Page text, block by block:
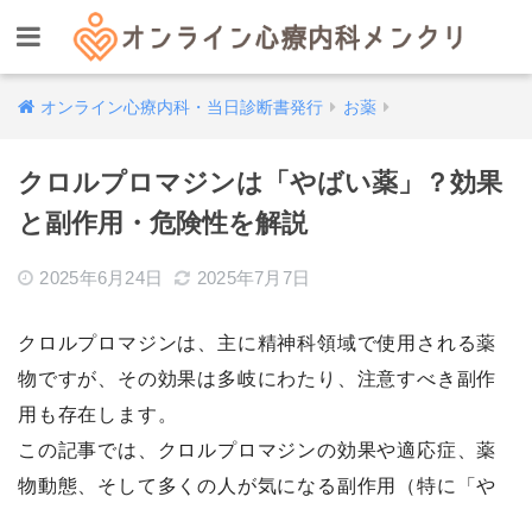
オンライン心療内科・当日診断書発行 お薬
クロルプロマジンは「やばい薬」？効果
と副作用・危険性を解説
2025年6月24日 2025年7月7日
クロルプロマジンは、主に精神科領域で使用される薬
物ですが、その効果は多岐にわたり、注意すべき副作
用も存在します。
この記事では、クロルプロマジンの効果や適応症、薬
物動態、そして多くの人が気になる副作用（特に「や